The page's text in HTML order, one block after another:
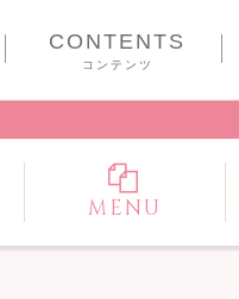
CONTENTS
コンテンツ
MENU